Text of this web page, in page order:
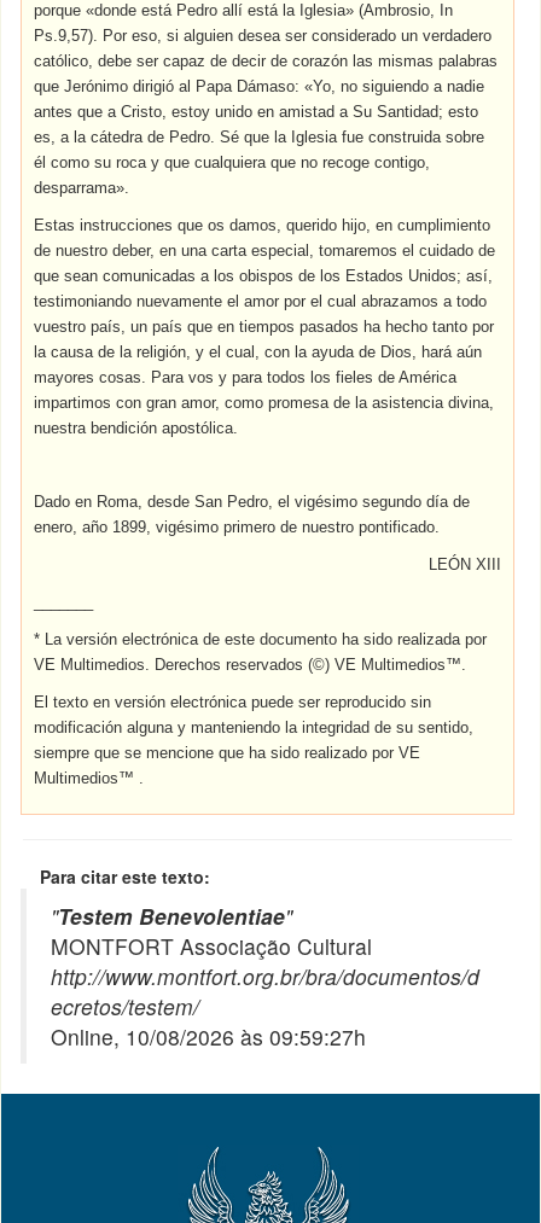
porque «donde está Pedro allí está la Iglesia» (Ambrosio, In
Ps.9,57). Por eso, si alguien desea ser considerado un verdadero
católico, debe ser capaz de decir de corazón las mismas palabras
que Jerónimo dirigió al Papa Dámaso: «Yo, no siguiendo a nadie
antes que a Cristo, estoy unido en amistad a Su Santidad; esto
es, a la cátedra de Pedro. Sé que la Iglesia fue construida sobre
él como su roca y que cualquiera que no recoge contigo,
desparrama».
Estas instrucciones que os damos, querido hijo, en cumplimiento
de nuestro deber, en una carta especial, tomaremos el cuidado de
que sean comunicadas a los obispos de los Estados Unidos; así,
testimoniando nuevamente el amor por el cual abrazamos a todo
vuestro país, un país que en tiempos pasados ha hecho tanto por
la causa de la religión, y el cual, con la ayuda de Dios, hará aún
mayores cosas. Para vos y para todos los fieles de América
impartimos con gran amor, como promesa de la asistencia divina,
nuestra bendición apostólica.
Dado en Roma, desde San Pedro, el vigésimo segundo día de
enero, año 1899, vigésimo primero de nuestro pontificado.
LEÓN XIII
* La versión electrónica de este documento ha sido realizada por
VE Multimedios. Derechos reservados (©) VE Multimedios™.
El texto en versión electrónica puede ser reproducido sin
modificación alguna y manteniendo la integridad de su sentido,
siempre que se mencione que ha sido realizado por VE
Multimedios™ .
Para citar este texto:
"Testem Benevolentiae"
MONTFORT Associação Cultural
http://www.montfort.org.br/bra/documentos/d
ecretos/testem/
Online, 10/08/2026 às 09:59:27h